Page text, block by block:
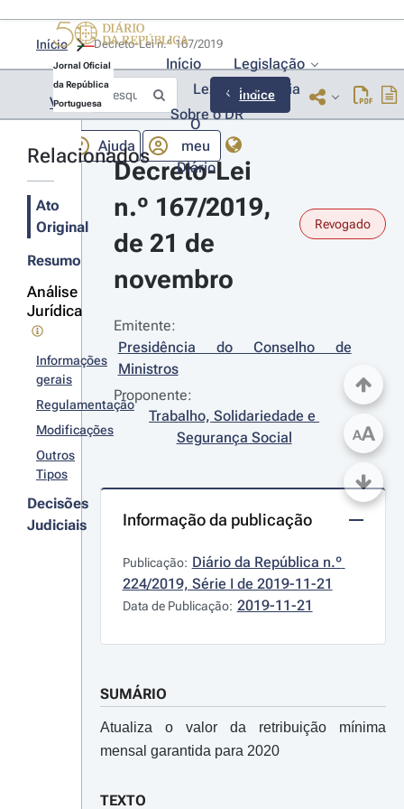
Jornal Oficial
da República
Portuguesa
Início
Legislação
Lexionário
Lia
Sobre o DR
Ajuda
O
meu
Diário
Início
Voltar Índice
Relacionados
Ato
Original
Resumo
Análise
Jurídica
Informações
gerais
Regulamentação
Modificações
Outros
Tipos
Decisões
Judiciais
Decreto-Lei
n.º 167/2019,
de 21 de
novembro
Revogado
Emitente:
Presidência do Conselho de
Ministros
Proponente:
Trabalho, Solidariedade e
Segurança Social
Informação da publicação
Publicação: Diário da República n.º
224/2019, Série I de 2019-11-21
Data de Publicação: 2019-11-21
SUMÁRIO
Atualiza o valor da retribuição mínima
mensal garantida para 2020
TEXTO
AA